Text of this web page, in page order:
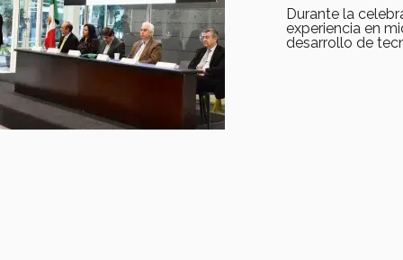
Durante la
experiencia en
desarrollo de